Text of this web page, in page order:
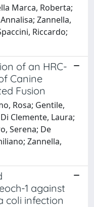
Marca, Roberta;
Zannella,
Riccardo;
of an HRC-
Canine
Fusion
Rosa; Gentile,
Clemente, Laura;
Serena; De
Zannella,
1 against
coli infection